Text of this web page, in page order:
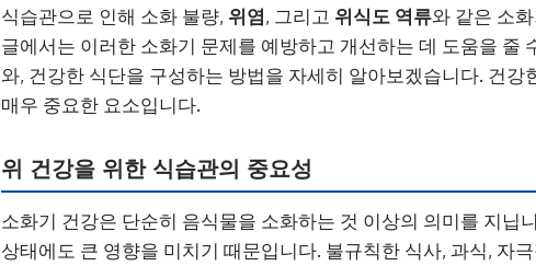
식습관으로 인해 소화 불량, 위염, 그리고 위식도 역류와 같은 소
글에서는 이러한 소화기 문제를 예방하고 개선하는 데 도움을 줄
와, 건강한 식단을 구성하는 방법을 자세히 알아보겠습니다. 건강
매우 중요한 요소입니다.
위 건강을 위한 식습관의 중요성
소화기 건강은 단순히 음식물을 소화하는 것 이상의 의미를 지닙
상태에도 큰 영향을 미치기 때문입니다. 불규칙한 식사, 과식, 자